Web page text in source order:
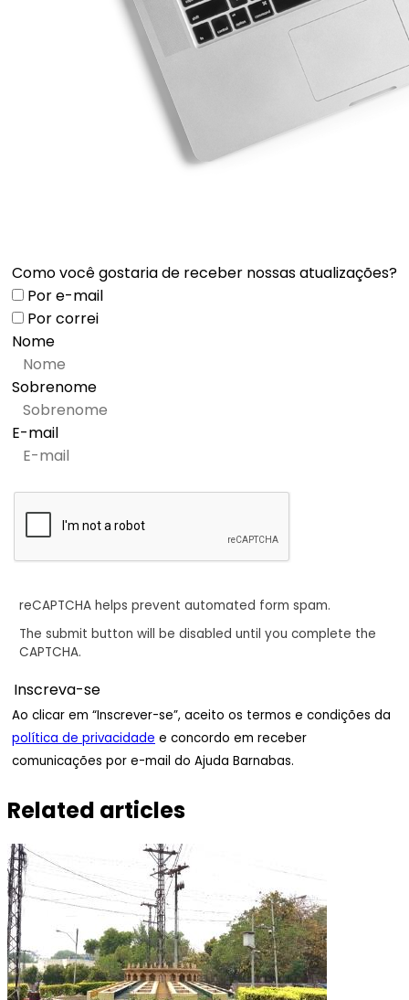
Como você gostaria de receber nossas atualizações?
Por e-mail
Por correi
Nome
Sobrenome
E-mail
reCAPTCHA helps prevent automated form spam.
The submit button will be disabled until you complete the
CAPTCHA.
Ao clicar em “Inscrever-se”, aceito os termos e condições da
política de privacidade e concordo em receber
comunicações por e-mail do Ajuda Barnabas.
Related articles